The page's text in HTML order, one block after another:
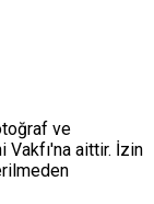
ve
Vakfı'na aittir. İzin